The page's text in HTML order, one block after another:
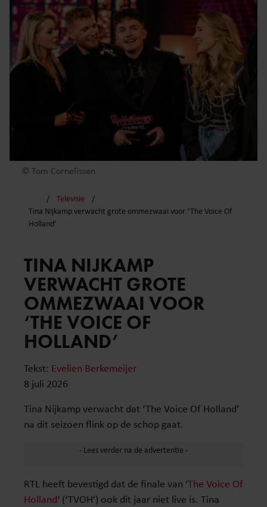
© Tom Cornelissen
Televisie
Tina Nijkamp verwacht grote ommezwaai voor ‘The Voice Of
Holland’
TINA NIJKAMP
VERWACHT GROTE
OMMEZWAAI VOOR
‘THE VOICE OF
HOLLAND’
Tekst: Evelien Berkemeijer
8 juli 2026
Tina Nijkamp verwacht dat ‘The Voice Of Holland’
na dit seizoen flink op de schop gaat.
RTL heeft bevestigd dat de finale van ‘The Voice Of
Holland‘ (‘TVOH’) ook dit jaar niet live is. Tina